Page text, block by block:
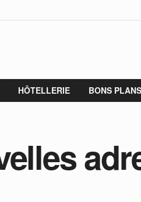
HÔTELLERIE BONS PLANS